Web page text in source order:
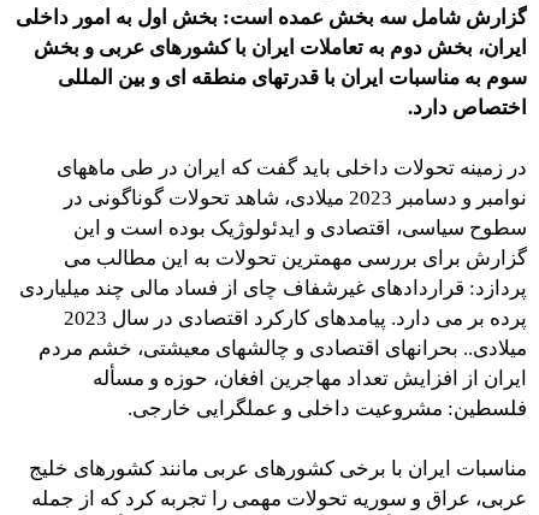
گزارش شامل سه بخش عمده است: بخش اول به امور داخلی
ایران، بخش دوم به تعاملات ایران با کشورهای عربی و بخش
سوم به مناسبات ایران با قدرتهای منطقه ای و بین المللی
اختصاص دارد.
در زمینه تحولات داخلی باید گفت که ایران در طی ماههای
نوامبر و دسامبر 2023 میلادی، شاهد تحولات گوناگونی در
سطوح سیاسی، اقتصادی و ایدئولوژیک بوده است و این
گزارش برای بررسی مهمترین تحولات به این مطالب می
پردازد: قراردادهای غیرشفاف چای از فساد مالی چند میلیاردی
پرده بر می دارد. پیامدهای کارکرد اقتصادی در سال 2023
میلادی.. بحرانهای اقتصادی و چالشهای معیشتی، خشم مردم
ایران از افزایش تعداد مهاجرین افغان، حوزه و مسأله
فلسطین: مشروعیت داخلی و عملگرایی خارجی.
مناسبات ایران با برخی کشورهای عربی مانند کشورهای خلیج
عربی، عراق و سوریه تحولات مهمی را تجربه کرد که از جمله